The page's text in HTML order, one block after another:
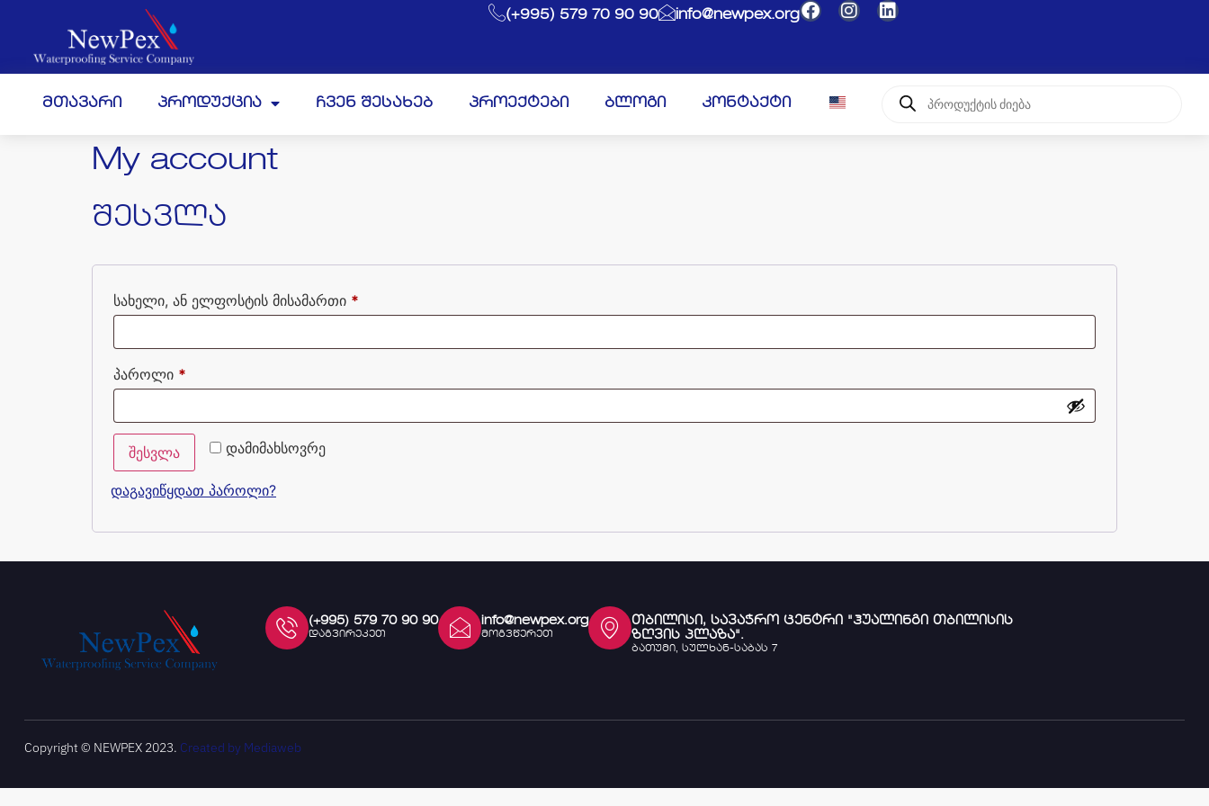
(+995) 579 70 90 90 info@newpex.org
მთავარი პროდუქცია ჩვენ შესახებ პროექტები ბლოგი კონტაქტი
My account
შესვლა
სახელი, ან ელფოსტის მისამართი *
პაროლი *
დამიმახსოვრე
შესვლა
დაგავიწყდათ პაროლი?
(+995) 579 70 90 90
დაგვირეკეთ
info@newpex.org
მოგვწერეთ
თბილისი, სავაჭრო ცენტრი "ჰუალინგი თბილისის
ზღვის პლაზა".
ბათუმი, სულხან-საბას 7
Copyright © NEWPEX 2023. Created by Mediaweb